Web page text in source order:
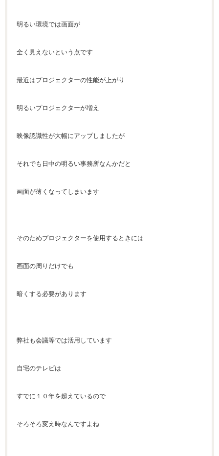
明るい環境では画面が
全く見えないという点です
最近はプロジェクターの性能が上がり
明るいプロジェクターが増え
映像認識性が大幅にアップしましたが
それでも日中の明るい事務所なんかだと
画面が薄くなってしまいます
そのためプロジェクターを使用するときには
画面の周りだけでも
暗くする必要があります
弊社も会議等では活用しています
自宅のテレビは
すでに１０年を超えているので
そろそろ変え時なんですよね